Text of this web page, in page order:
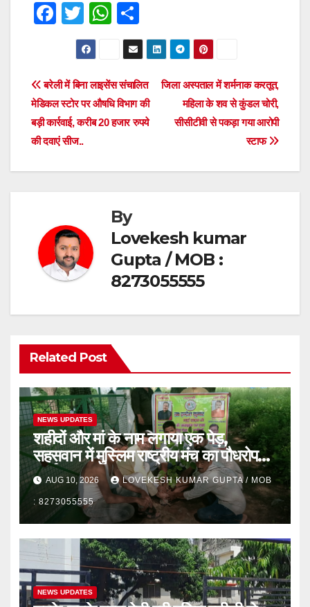
F
e
b
o
o
k
T
wi
tt
er
W
h
at
s
A
p
h
ar
e
Post
navigation
जिला अस्पताल में शर्मनाक करतूत,
महिला के शव से कुंडल चोरी,
सीसीटीवी से पकड़ा गया आरोपी
स्टाफ
बरेली में बिना लाइसेंस संचालित
मेडिकल स्टोर पर औषधि विभाग की
बड़ी कार्रवाई, करीब 20 हजार रुपये
की दवाएं सीज..
By
Lovekesh kumar
Gupta / MOB :
8273055555
Related Post
NEWS UPDATES
शहीदों और मां के नाम लगाया एक पेड़,
सहसवान में मुस्लिम राष्ट्रीय मंच का पौधरोपण
कार्यक्रम
AUG 10, 2026 LOVEKESH KUMAR GUPTA / MOB
: 8273055555
NEWS UPDATES